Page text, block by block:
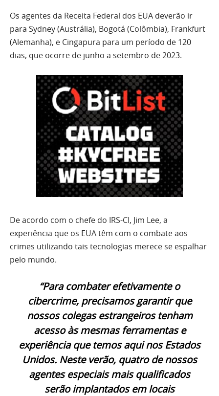
Os agentes da Receita Federal dos EUA deverão ir
para Sydney (Austrália), Bogotá (Colômbia), Frankfurt
(Alemanha), e Cingapura para um período de 120
dias, que ocorre de junho a setembro de 2023.
De acordo com o chefe do IRS-CI, Jim Lee, a
experiência que os EUA têm com o combate aos
crimes utilizando tais tecnologias merece se espalhar
pelo mundo.
“Para combater efetivamente o
cibercrime, precisamos garantir que
nossos colegas estrangeiros tenham
acesso às mesmas ferramentas e
experiência que temos aqui nos Estados
Unidos. Neste verão, quatro de nossos
agentes especiais mais qualificados
serão implantados em locais